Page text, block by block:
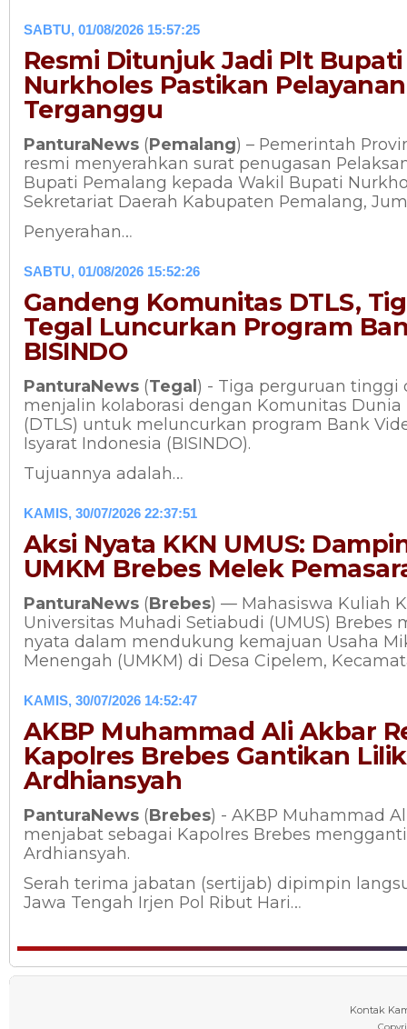
SABTU, 01/08/2026 15:57:25
Resmi Ditunjuk Jadi Plt
Nurkholes Pastikan
Terganggu
PanturaNews (Pemalang) – Pemerintah
resmi menyerahkan surat penugasan
Bupati Pemalang kepada Wakil Bupati
Sekretariat Daerah Kabupaten Pemalang,
Penyerahan…
SABTU, 01/08/2026 15:52:26
Gandeng Komunitas DTLS,
Tegal Luncurkan Program
BISINDO
PanturaNews (Tegal ) - Tiga perguruan tinggi
menjalin kolaborasi dengan Komunitas Dunia
(DTLS) untuk meluncurkan program Bank
Isyarat Indonesia (BISINDO).
Tujuannya adalah…
KAMIS, 30/07/2026 22:37:51
Aksi Nyata KKN UMUS:
UMKM Brebes Melek
PanturaNews (Brebes) — Mahasiswa Kuliah
Universitas Muhadi Setiabudi (UMUS) Brebes
nyata dalam mendukung kemajuan Usaha
Menengah (UMKM) di Desa Cipelem,
KAMIS, 30/07/2026 14:52:47
AKBP Muhammad Ali Akbar
Kapolres Brebes Gantikan Lilik
Ardhiansyah
PanturaNews (Brebes) - AKBP Muhammad
menjabat sebagai Kapolres Brebes
Ardhiansyah.
Serah terima jabatan (sertijab) dipimpin
Jawa Tengah Irjen Pol Ribut Hari…
Kontak